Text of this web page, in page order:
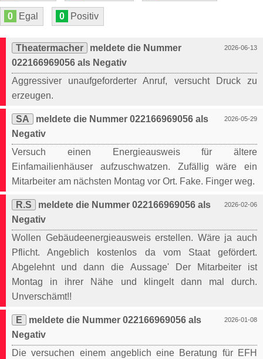
0 Egal 0 Positiv
2026-06-13
Theatermacher
meldete die Nummer
022166969056 als Negativ
Aggressiver unaufgeforderter Anruf, versucht Druck zu
erzeugen.
2026-05-29
SA
meldete die Nummer 022166969056 als
Negativ
Versuch einen Energieausweis für ältere
Einfamailienhäuser aufzuschwatzen. Zufällig wäre ein
Mitarbeiter am nächsten Montag vor Ort. Fake. Finger weg.
2026-02-06
R.S
meldete die Nummer 022166969056 als
Negativ
Wollen Gebäudeenergieausweis erstellen. Wäre ja auch
Pflicht. Angeblich kostenlos da vom Staat gefördert.
Abgelehnt und dann die Aussage' Der Mitarbeiter ist
Montag in ihrer Nähe und klingelt dann mal durch.
Unverschämt!!
2026-01-08
E
meldete die Nummer 022166969056 als
Negativ
Die versuchen einem angeblich eine Beratung für EFH